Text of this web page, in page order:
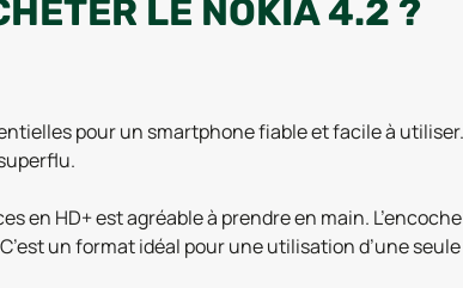
LE NOKIA 4.2 ?
pour un smartphone fiable et facile à
en HD+ est agréable à prendre en main.
un format idéal pour une utilisation d’une